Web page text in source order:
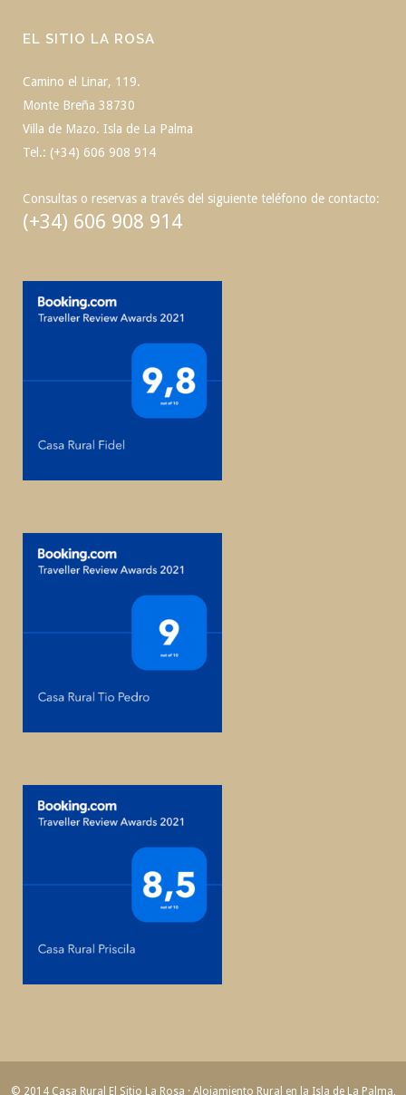
EL SITIO LA ROSA
Camino el Linar, 119.
Monte Breña 38730
Villa de Mazo. Isla de La Palma
Tel.: (+34) 606 908 914
Consultas o reservas a través del siguiente teléfono de contacto:
(+34) 606 908 914
© 2014 Casa Rural El Sitio La Rosa · Alojamiento Rural en la Isla de La Palma,